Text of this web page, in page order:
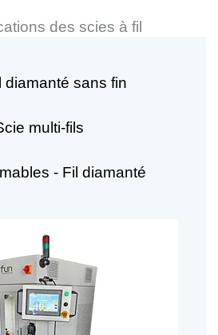
des scies à fil
diamanté sans fin
multi-fils
- Fil diamanté
Page